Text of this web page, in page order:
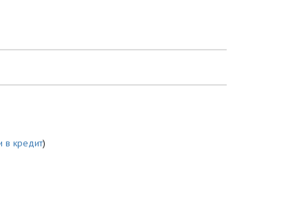
в кредит)